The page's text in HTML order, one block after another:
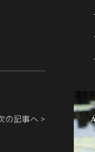
の記事へ >